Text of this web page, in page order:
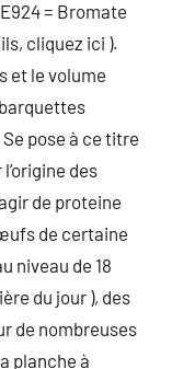
= Bromate
cliquez ici ).
et le volume
pose à ce titre
des
de proteine
de certaine
niveau de 18
du jour ), des
de nombreuses
planche à